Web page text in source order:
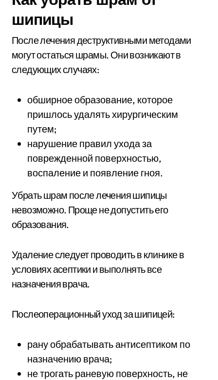
шипицы
После лечения деструктивными методами
могут остаться шрамы. Они возникают в
следующих случаях:
обширное образование, которое
пришлось удалять хирургическим
путем;
нарушение правил ухода за
поврежденной поверхностью,
воспаление и появление гноя.
Убрать шрам после лечения шипицы
невозможно. Проще не допустить его
образования.
Удаление следует проводить в клинике в
условиях асептики и выполнять все
назначения врача.
Послеоперационный уход за шипицей:
рану обрабатывать антисептиком по
назначению врача;
не трогать раневую поверхность, не